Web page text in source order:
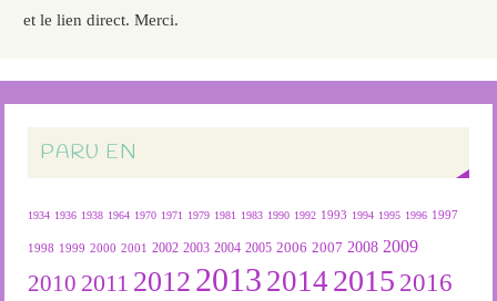
et le lien direct. Merci.
PARU EN
1934 1936 1938 1964 1970 1971 1979 1981 1983 1990 1992 1993 1994 1995 1996 1997
1998 1999 2000 2001 2002 2003 2004 2005 2006 2007 2008 2009
2010 2011 2012 2013 2014 2015 2016